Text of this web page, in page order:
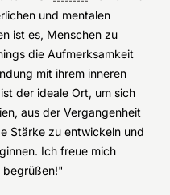
und mentalen
ist es, Menschen zu
die Aufmerksamkeit
mit ihrem inneren
der ideale Ort, um sich
aus der Vergangenheit
Stärke zu entwickeln und
Ich freue mich
begrüßen!"